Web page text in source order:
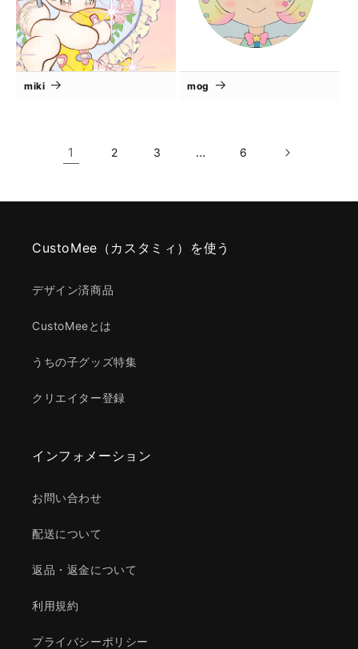
miki mog
1 2 3 … 6
CustoMee（カスタミィ）を使う
デザイン済商品
CustoMeeとは
うちの子グッズ特集
クリエイター登録
インフォメーション
お問い合わせ
配送について
返品・返金について
利用規約
プライバシーポリシー